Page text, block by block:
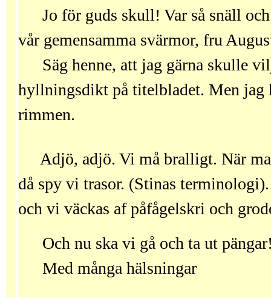
Jo för guds skull! Var så snäll
vår gemensamma svärmor, fru
Säg henne, att jag gärna skulle
hyllningsdikt på titelbladet. Men jag
rimmen.
Adjö, adjö. Vi må bralligt. När
då spy vi trasor. (Stinas
och vi väckas af påfågelskri och
Och nu ska vi gå och ta ut
Med många hälsningar